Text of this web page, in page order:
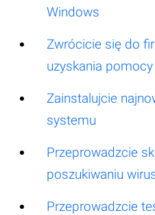
Windows
Zwrócicie się do
uzyskania
Zainstalujcie
systemu
Przeprowadzcie
poszukiwaniu
Przeprowadzcie